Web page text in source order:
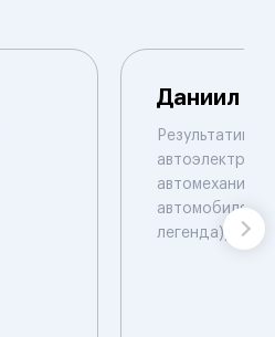
Даниил
автоэлектрик и
автомеханик
автомобилям.
легенда))